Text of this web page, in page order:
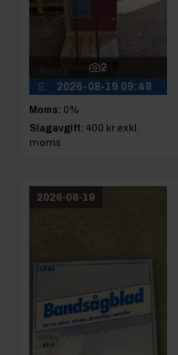
2
2026-08-19 09:48
Moms: 0%
Slagavgift: 400 kr exkl.
moms
2026-08-19